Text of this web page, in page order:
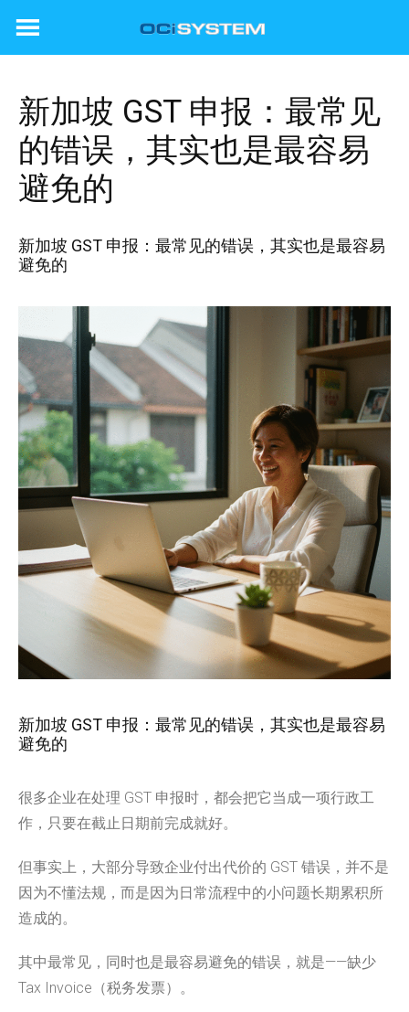
新加坡 GST 申报：最常见
的错误，其实也是最容易
避免的
新加坡 GST 申报：最常见的错误，其实也是最容易
避免的
新加坡 GST 申报：最常见的错误，其实也是最容易
避免的
很多企业在处理 GST 申报时，都会把它当成一项行政工
作，只要在截止日期前完成就好。
但事实上，大部分导致企业付出代价的 GST 错误，并不是
因为不懂法规，而是因为日常流程中的小问题长期累积所
造成的。
其中最常见，同时也是最容易避免的错误，就是——缺少
Tax Invoice（税务发票）。